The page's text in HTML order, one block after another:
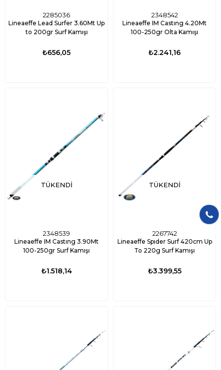
2285036
Lineaeffe Lead Surfer 3.60Mt Up
to 200gr Surf Kamışı
₺656,05
2348542
Lineaeffe IM Castıng 4.20Mt
100-250gr Olta Kamışı
₺2.241,16
TÜKENDI
2348539
Lineaeffe IM Castıng 3.90Mt
100-250gr Surf Kamışı
₺1.518,14
TÜKENDI
2267742
Lineaeffe Spıder Surf 420cm Up
To 220g Surf Kamışı
₺3.399,55